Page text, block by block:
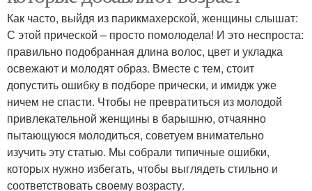
Прическа для коротких
волос
Прически для средних
волос
Прически с косами Прически в школу
Как часто, выйдя из парикмахерской, женщины слышат:
С этой прической – просто помолодела! И это неспроста:
правильно подобранная длина волос, цвет и укладка
освежают и молодят образ. Вместе с тем, стоит
допустить ошибку в подборе прически, и имидж уже
ничем не спасти. Чтобы не превратиться из молодой
привлекательной женщины в барышню, отчаянно
пытающуюся молодиться, советуем внимательно
изучить эту статью. Мы собрали типичные ошибки,
которых нужно избегать, чтобы выглядеть стильно и
соответствовать своему возрасту.